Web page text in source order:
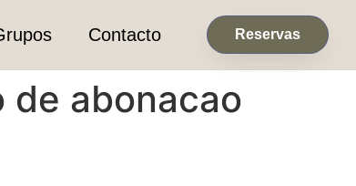
Contacto Reservas
de abonacao